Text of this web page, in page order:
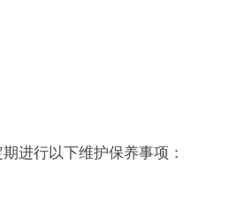
进行以下维护保养事项：